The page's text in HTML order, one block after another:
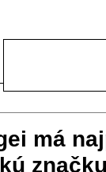
má